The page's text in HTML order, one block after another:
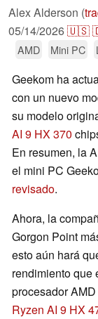
Alex Alderson (
05/14/2026🇺🇸
AMD Mini PC
Geekom ha
con un nuevo
su modelo
AI 9 HX 370
En resumen, la
el mini PC
revisado.
Ahora, la
Gorgon Point
esto aún hará
rendimiento que
procesador
Ryzen AI 9 HX